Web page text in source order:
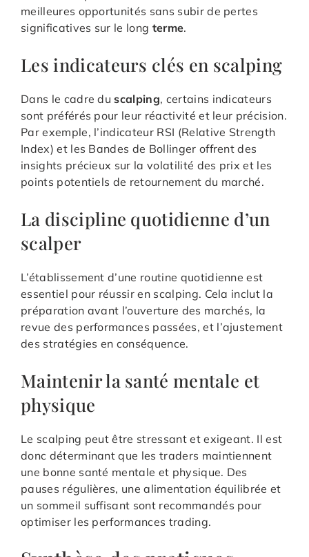
meilleures opportunités sans subir de pertes
significatives sur le long terme.
Les indicateurs clés en scalping
Dans le cadre duscalping, certains indicateurs
sont préférés pour leur réactivité et leur précision.
Par exemple, l’indicateur RSI (Relative Strength
Index) et les Bandes de Bollinger offrent des
insights précieux sur la volatilité des prix et les
points potentiels de retournement du marché.
La discipline quotidienne d’un
scalper
L’établissement d’une routine quotidienne est
essentiel pour réussir en scalping. Cela inclut la
préparation avant l’ouverture des marchés, la
revue des performances passées, et l’ajustement
des stratégies en conséquence.
Maintenir la santé mentale et
physique
Le scalping peut être stressant et exigeant. Il est
donc déterminant que les traders maintiennent
une bonne santé mentale et physique. Des
pauses régulières, une alimentation équilibrée et
un sommeil suffisant sont recommandés pour
optimiser les performances trading.